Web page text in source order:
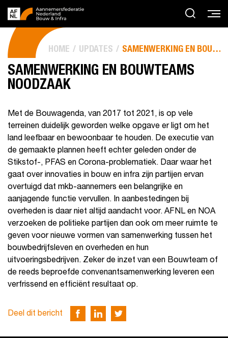
HOME UPDATES SAMENWERKING EN BOUWTEAMS NOODZAAK
SAMENWERKING EN BOUWTEAMS
NOODZAAK
Met de Bouwagenda, van 2017 tot 2021, is op vele
terreinen duidelijk geworden welke opgave er ligt om het
land leefbaar en bewoonbaar te houden. De executie van
de gemaakte plannen heeft echter geleden onder de
Stikstof-, PFAS en Corona-problematiek. Daar waar het
gaat over innovaties in bouw en infra zijn partijen ervan
overtuigd dat mkb-aannemers een belangrijke en
aanjagende functie vervullen. In aanbestedingen bij
overheden is daar niet altijd aandacht voor. AFNL en NOA
verzoeken de politieke partijen dan ook om meer ruimte te
geven voor nieuwe vormen van samenwerking tussen het
bouwbedrijfsleven en overheden en hun
uitvoeringsbedrijven. Zeker de inzet van een Bouwteam of
de reeds beproefde convenantsamenwerking leveren een
verfrissend en efficiënt resultaat op.
Deel dit bericht